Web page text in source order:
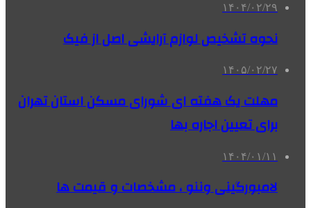
۱۴۰۴/۰۲/۲۹
نحوه تشخیص لوازم آرایشی اصل از فیک
۱۴۰۵/۰۲/۲۷
مهلت یک هفته ای شورای مسکن استان تهران
برای تعیین اجاره بها
۱۴۰۴/۰۱/۱۱
لامبورگینی وننو ، مشخصات و قیمت ها